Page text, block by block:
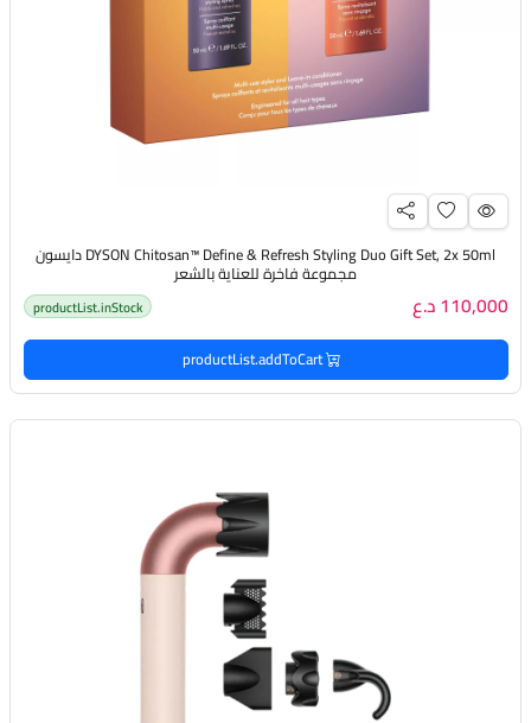
DYSON Chitosan™ Define & Refresh Styling Duo Gift Set, 2x 50ml دايسون
مجموعة فاخرة للعناية بالشعر
110,000 د.ع productList.inStock
productList.addToCart